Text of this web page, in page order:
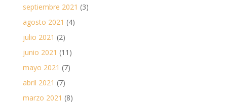
septiembre 2021 (3)
agosto 2021 (4)
julio 2021 (2)
junio 2021 (11)
mayo 2021 (7)
abril 2021 (7)
marzo 2021 (8)